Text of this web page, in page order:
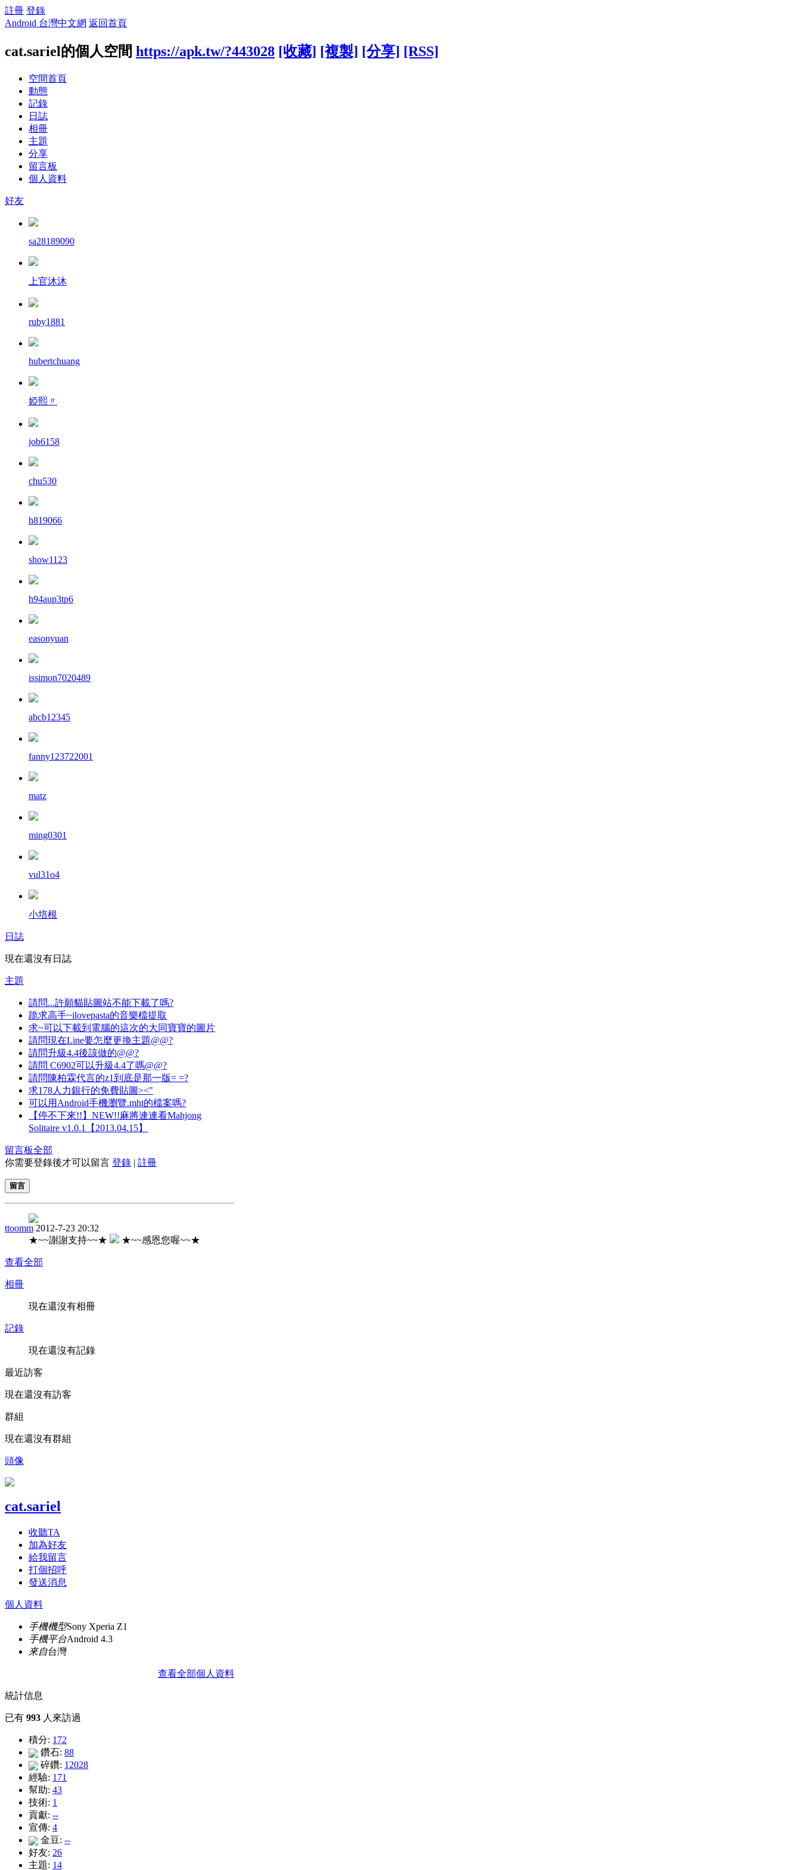
註冊 登錄
Android 台灣中文網 返回首頁
cat.sariel的個人空間 https://apk.tw/?443028 [收藏] [複製] [分享] [RSS]
空間首頁
動態
記錄
日誌
相冊
主題
分享
留言板
個人資料
好友
sa28189090
上官沐沐
ruby1881
hubertchuang
婭熙〃
job6158
chu530
h819066
show1123
h94aup3tp6
easonyuan
issimon7020489
abcb12345
fanny123722001
matz
ming0301
vul31o4
小培根
日誌
現在還沒有日誌
主題
請問...許願貓貼圖站不能下載了嗎?
跪求高手~ilovepasta的音樂檔提取
求~可以下載到電腦的這次的大同寶寶的圖片
請問現在Line要怎麼更換主題@@?
請問升級4.4後該做的@@?
請問 C6902可以升級4.4了嗎@@?
請問陳柏霖代言的z1到底是那一版= =?
求178人力銀行的免費貼圖><"
可以用Android手機瀏覽.mht的檔案嗎?
【停不下來!!】NEW!!麻將連連看Mahjong
Solitaire v1.0.1【2013.04.15】
留言板全部
你需要登錄後才可以留言 登錄 | 註冊
留言
ttoomm 2012-7-23 20:32
★~~謝謝支持~~★
★~~感恩您喔~~★
查看全部
相冊
現在還沒有相冊
記錄
現在還沒有記錄
最近訪客
現在還沒有訪客
群組
現在還沒有群組
頭像
cat.sariel
收聽TA
加為好友
給我留言
打個招呼
發送消息
個人資料
手機機型Sony Xperia Z1
手機平台Android 4.3
來自台灣
查看全部個人資料
統計信息
已有 993 人來訪過
積分: 172
鑽石: 88
碎鑽: 12028
經驗: 171
幫助: 43
技術: 1
貢獻: --
宣傳: 4
金豆: --
好友: 26
主題: 14